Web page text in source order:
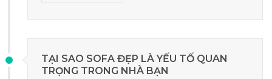
TẠI SAO SOFA ĐẸP LÀ YẾU TỐ QUAN
TRỌNG TRONG NHÀ BẠN